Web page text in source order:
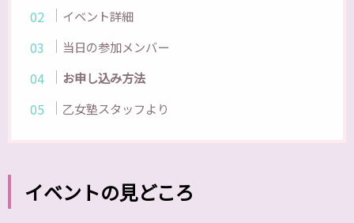
イベント詳細
当日の参加メンバー
お申し込み方法
乙女塾スタッフより
イベントの見どころ